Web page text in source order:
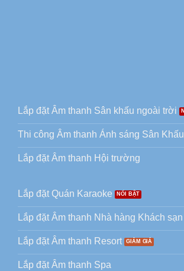
Lắp đặt Âm thanh Sân khấu ngoài trời
Thi công Âm thanh Ánh sáng Sân Khấu
Lắp đặt Âm thanh Hội trường
Lắp đặt Quán Karaoke
Lắp đặt Âm thanh Nhà hàng Khách sạn
Lắp đặt Âm thanh Resort
Lắp đặt Âm thanh Spa